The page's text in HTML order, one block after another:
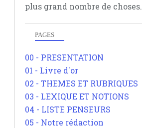
plus grand nombre de choses.
PAGES
00 - PRESENTATION
01 - Livre d'or
02 - THEMES ET RUBRIQUES
03 - LEXIQUE ET NOTIONS
04 - LISTE PENSEURS
05 - Notre rédaction